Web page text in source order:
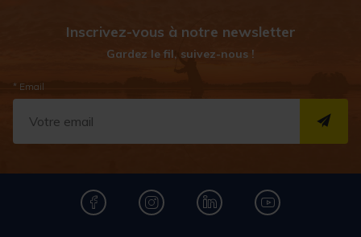
Inscrivez-vous à notre newsletter
Gardez le fil, suivez-nous !
* Email